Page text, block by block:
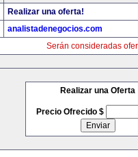
Realizar una oferta!
analistadenegocios.com
Serán consideradas
Realizar una Oferta
Precio Ofrecido $